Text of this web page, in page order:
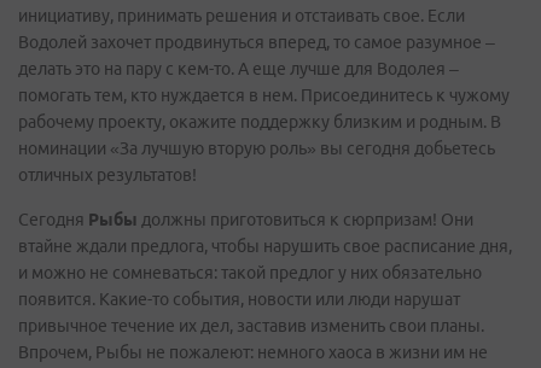
инициативу, принимать решения и отстаивать свое. Если
Водолей захочет продвинуться вперед, то самое разумное –
делать это на пару с кем-то. А еще лучше для Водолея –
помогать тем, кто нуждается в нем. Присоединитесь к чужому
рабочему проекту, окажите поддержку близким и родным. В
номинации «За лучшую вторую роль» вы сегодня добьетесь
отличных результатов!
Сегодня Рыбы должны приготовиться к сюрпризам! Они
втайне ждали предлога, чтобы нарушить свое расписание дня,
и можно не сомневаться: такой предлог у них обязательно
появится. Какие-то события, новости или люди нарушат
привычное течение их дел, заставив изменить свои планы.
Впрочем, Рыбы не пожалеют: немного хаоса в жизни им не